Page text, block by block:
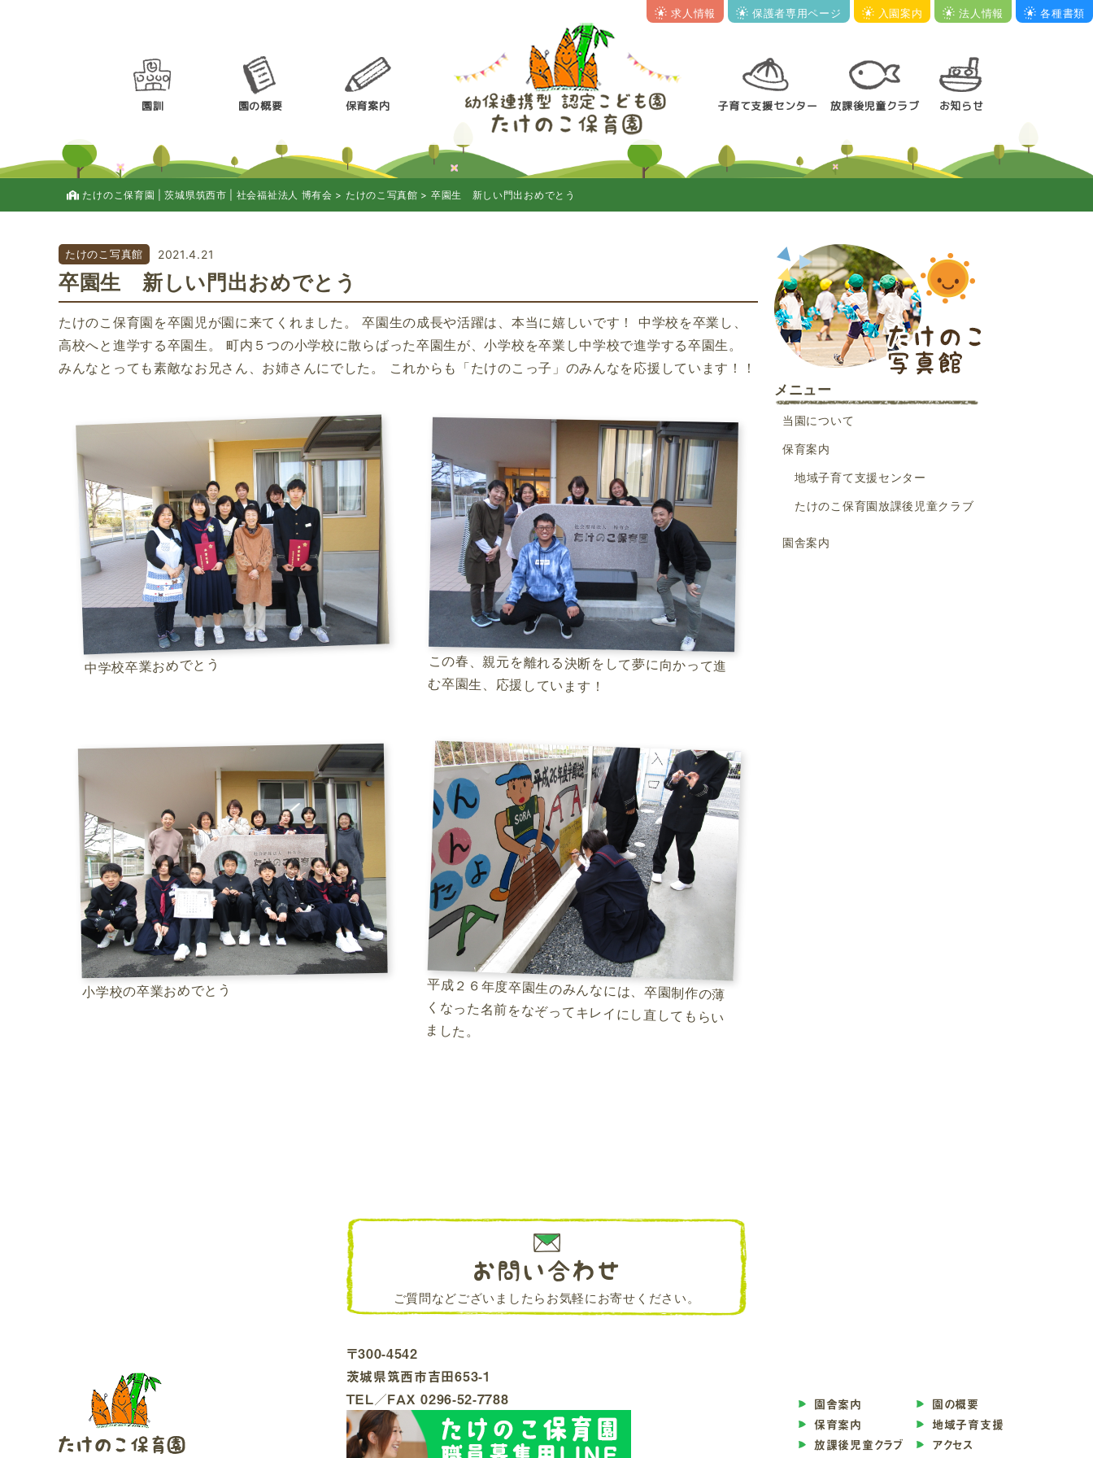
求人情報 保護者専用ページ 入園案内 法人情報 各種書類
園訓 園の概要 保育案内 子育て支援センター 放課後児童クラブ お知らせ
たけのこ保育園 | 茨城県筑西市 | 社会福祉法人 博有会 > たけのこ写真館 > 卒園生 新しい門出おめでとう
たけのこ写真館 2021.4.21
卒園生 新しい門出おめでとう
たけのこ保育園を卒園児が園に来てくれました。 卒園生の成長や活躍は、本当に嬉しいです！ 中学校を卒業し、
高校へと進学する卒園生。 町内５つの小学校に散らばった卒園生が、小学校を卒業し中学校で進学する卒園生。
みんなとっても素敵なお兄さん、お姉さんにでした。 これからも「たけのこっ子」のみんなを応援しています！！
中学校卒業おめでとう この春、親元を離れる決断をして夢に向かって進
む卒園生、応援しています！
小学校の卒業おめでとう 平成２６年度卒園生のみんなには、卒園制作の薄
くなった名前をなぞってキレイにし直してもらい
ました。
メニュー
当園について
保育案内
地域子育て支援センター
たけのこ保育園放課後児童クラブ
園舎案内
お問い合わせ
ご質問などございましたらお気軽にお寄せください。
〒300-4542
茨城県筑⻄市吉⽥653-1
ＴＥＬ／ＦＡＸ 0296-52-7788
園舎案内
園の概要
保育案内
地域子育支援
放課後児童クラブ
アクセス